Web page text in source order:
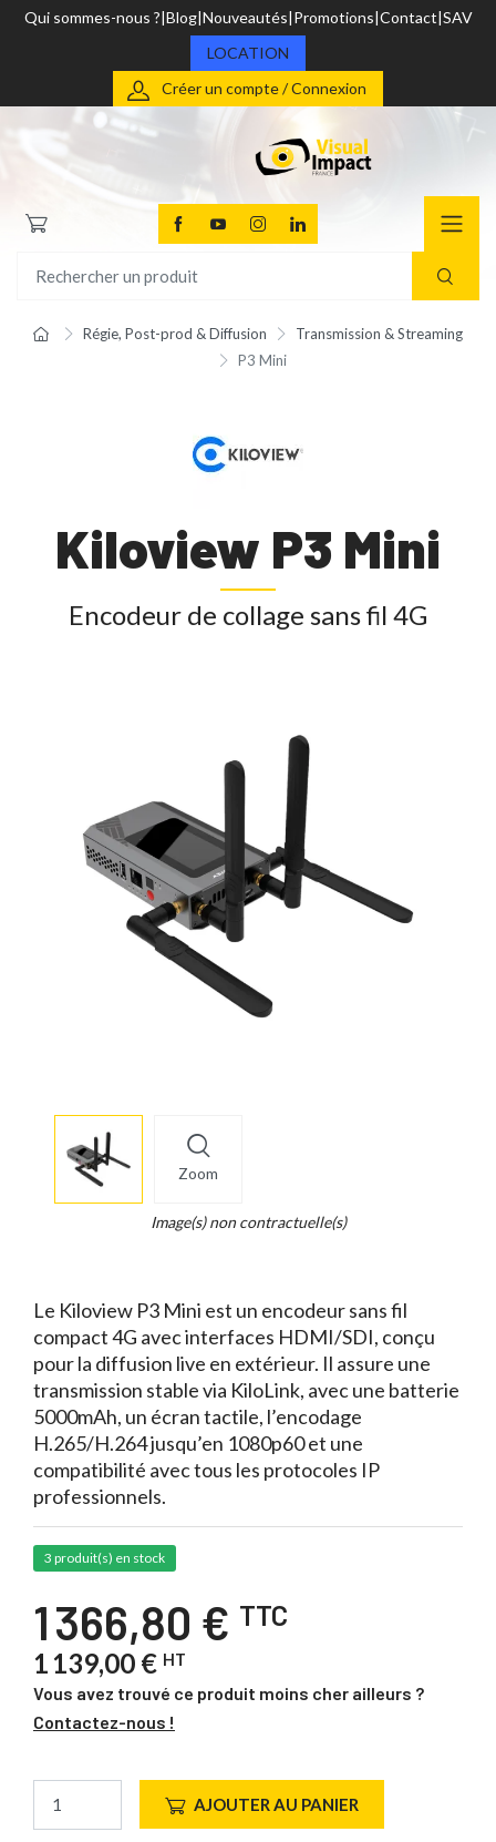
Qui sommes-nous ? Blog Nouveautés Promotions Contact SAV
LOCATION
Créer un compte / Connexion
Régie, Post-prod & Diffusion
Transmission & Streaming
P3 Mini
Kiloview P3 Mini
Encodeur de collage sans fil 4G
Zoom
info
Legend...
Image(s) non contractuelle(s)
Le Kiloview P3 Mini est un encodeur sans fil
compact 4G avec interfaces HDMI/SDI, conçu
pour la diffusion live en extérieur. Il assure une
transmission stable via KiloLink, avec une batterie
5000mAh, un écran tactile, l’encodage
H.265/H.264 jusqu’en 1080p60 et une
compatibilité avec tous les protocoles IP
professionnels.
3 produit(s) en stock
1 366,80 € TTC
1 139,00 € HT
Vous avez trouvé ce produit moins cher ailleurs ?
Contactez-nous !
AJOUTER AU PANIER